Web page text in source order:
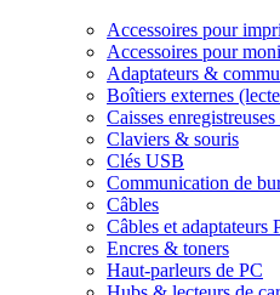
Accessoires pour
Accessoires pour
Adaptateurs &
Boîtiers externes
Caisses
Claviers & souris
Clés USB
Communication de
Câbles
Câbles et adaptateurs
Encres & toners
Haut-parleurs de PC